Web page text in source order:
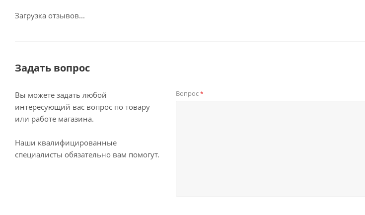
Загрузка отзывов...
Задать вопрос
Вы можете задать любой
интересующий вас вопрос по товару
или работе магазина.
Наши квалифицированные
специалисты обязательно вам помогут.
Вопрос*